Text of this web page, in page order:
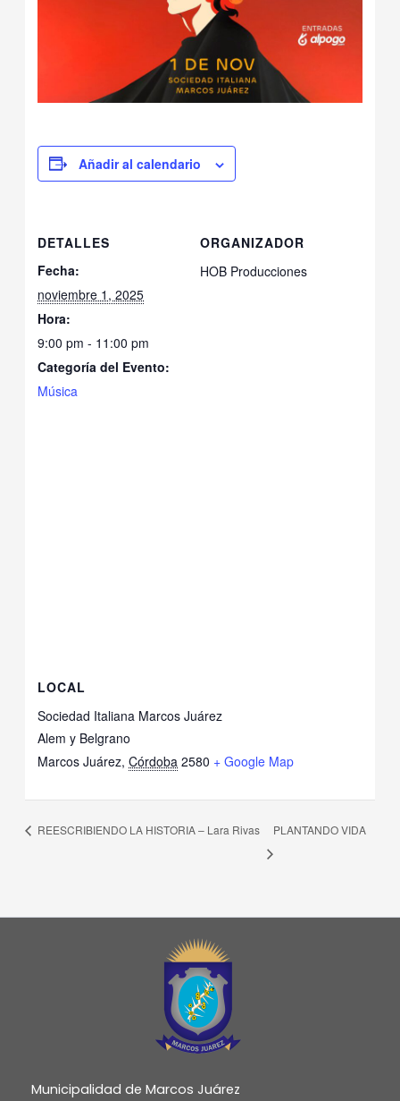
Añadir al calendario
DETALLES
Fecha:
noviembre 1, 2025
Hora:
9:00 pm - 11:00 pm
Categoría del Evento:
Música
ORGANIZADOR
HOB Producciones
LOCAL
Sociedad Italiana Marcos Juárez
Alem y Belgrano
Marcos Juárez, Córdoba 2580 + Google Map
REESCRIBIENDO LA HISTORIA – Lara Rivas PLANTANDO VIDA
Municipalidad de Marcos Juárez